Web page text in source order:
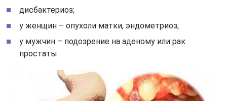
дисбактериоз;
у женщин – опухоли матки, эндометриоз;
у мужчин – подозрение на аденому или рак
простаты.